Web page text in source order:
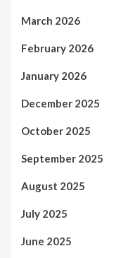
March 2026
February 2026
January 2026
December 2025
October 2025
September 2025
August 2025
July 2025
June 2025